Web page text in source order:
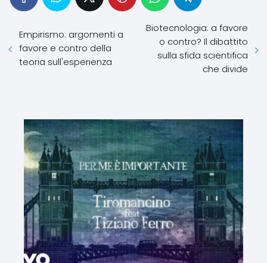
Empirismo: argomenti a
favore e contro della
teoria sull'esperienza
Biotecnologia: a favore
o contro? Il dibattito
sulla sfida scientifica
che divide